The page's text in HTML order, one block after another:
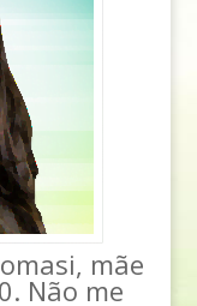
mãe
Não me